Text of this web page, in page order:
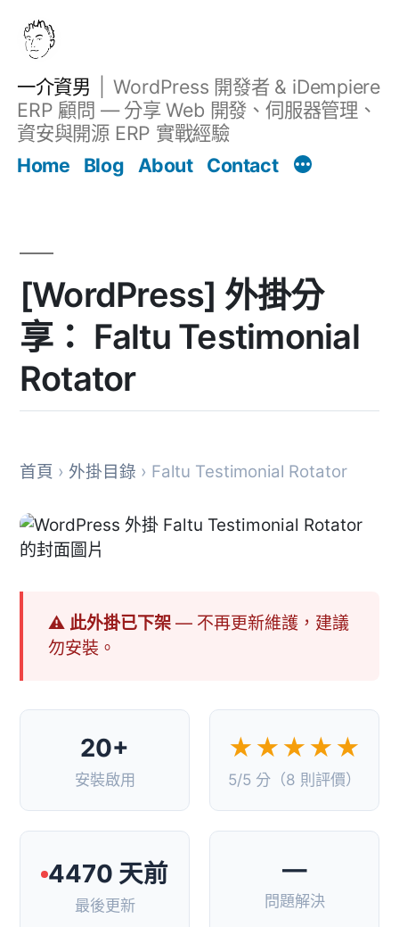
一介資男
WordPress 開發者 & iDempiere
ERP 顧問 — 分享 Web 開發、伺服器管理、
資安與開源 ERP 實戰經驗
Home
Blog About Contact
[WordPress] 外掛分
享： Faltu Testimonial
Rotator
首頁 › 外掛目錄 › Faltu Testimonial Rotator
⚠ 此外掛已下架— 不再更新維護，建議
勿安裝。
20+
安裝啟用
★★★★★
5/5 分（8 則評價）
4470 天前
最後更新
—
問題解決
文章